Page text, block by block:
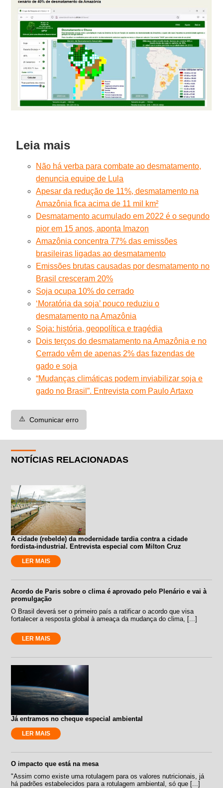
Leia mais
Não há verba para combate ao desmatamento,
denuncia equipe de Lula
Apesar da redução de 11%, desmatamento na
Amazônia fica acima de 11 mil km²
Desmatamento acumulado em 2022 é o segundo
pior em 15 anos, aponta Imazon
Amazônia concentra 77% das emissões
brasileiras ligadas ao desmatamento
Emissões brutas causadas por desmatamento no
Brasil cresceram 20%
Soja ocupa 10% do cerrado
‘Moratória da soja’ pouco reduziu o
desmatamento na Amazônia
Soja: história, geopolítica e tragédia
Dois terços do desmatamento na Amazônia e no
Cerrado vêm de apenas 2% das fazendas de
gado e soja
“Mudanças climáticas podem inviabilizar soja e
gado no Brasil”. Entrevista com Paulo Artaxo
⚠️ Comunicar erro
NOTÍCIAS RELACIONADAS
A cidade (rebelde) da modernidade tardia contra a cidade
fordista-industrial. Entrevista especial com Milton Cruz
LER MAIS
Acordo de Paris sobre o clima é aprovado pelo Plenário e vai à
promulgação
O Brasil deverá ser o primeiro país a ratificar o acordo que visa
fortalecer a resposta global à ameaça da mudança do clima, [...]
LER MAIS
Já entramos no cheque especial ambiental
LER MAIS
O impacto que está na mesa
"Assim como existe uma rotulagem para os valores nutricionais, já
há padrões estabelecidos para a rotulagem ambiental, só que [...]